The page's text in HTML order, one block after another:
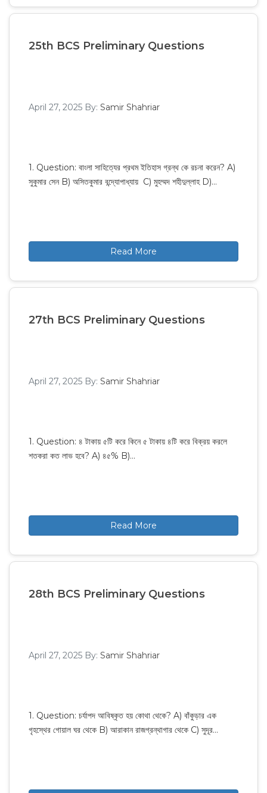
25th BCS Preliminary Questions
April 27, 2025 By: Samir Shahriar
1. Question: বাংলা সাহিত্যের প্রথম ইতিহাস গ্রন্থ কে রচনা করেন? A)
সুকুমার সেন B) অসিতকুমার বন্দ্যোপাধ্যায় C) মুহম্মদ শহীদুল্লাহ D)…
Read More
27th BCS Preliminary Questions
April 27, 2025 By: Samir Shahriar
1. Question: ৪ টাকায় ৫টি করে কিনে ৫ টাকায় ৪টি করে বিক্রয় করলে
শতকরা কত লাভ হবে? A) ৪৫% B)…
Read More
28th BCS Preliminary Questions
April 27, 2025 By: Samir Shahriar
1. Question: চর্যাপদ আবিষ্কৃত হয় কোথা থেকে? A) বাঁকুড়ার এক
গৃহস্থের গোয়াল ঘর থেকে B) আরাকান রাজগ্রন্থাগার থেকে C) সুদূর…